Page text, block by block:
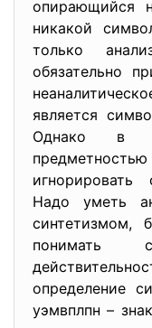
опирающийся
никакой
только
обязательно
является
Однако в
игнорировать
Надо уметь
синтетизмом,
понимать
определение
уэмвплпн –